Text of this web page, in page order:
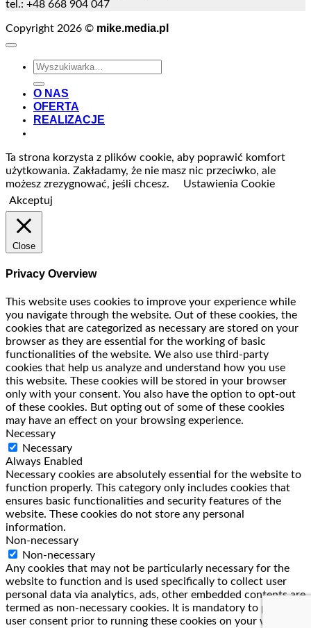
tel.: +48 668 904 047
Copyright 2026 © mike.media.pl
Szukaj:
O NAS
OFERTA
REALIZACJE
Ta strona korzysta z plików cookie, aby poprawić komfort
użytkowania. Zakładamy, że nie masz nic przeciwko, ale
możesz zrezygnować, jeśli chcesz.
Ustawienia Cookie
Akceptuj
Close
Privacy Overview
This website uses cookies to improve your experience while
you navigate through the website. Out of these cookies, the
cookies that are categorized as necessary are stored on your
browser as they are essential for the working of basic
functionalities of the website. We also use third-party
cookies that help us analyze and understand how you use
this website. These cookies will be stored in your browser
only with your consent. You also have the option to opt-out
of these cookies. But opting out of some of these cookies
may have an effect on your browsing experience.
Necessary
Necessary
Always Enabled
Necessary cookies are absolutely essential for the website to
function properly. This category only includes cookies that
ensures basic functionalities and security features of the
website. These cookies do not store any personal
information.
Non-necessary
Non-necessary
Any cookies that may not be particularly necessary for the
website to function and is used specifically to collect user
personal data via analytics, ads, other embedded contents are
termed as non-necessary cookies. It is mandatory to procure
user consent prior to running these cookies on your website.